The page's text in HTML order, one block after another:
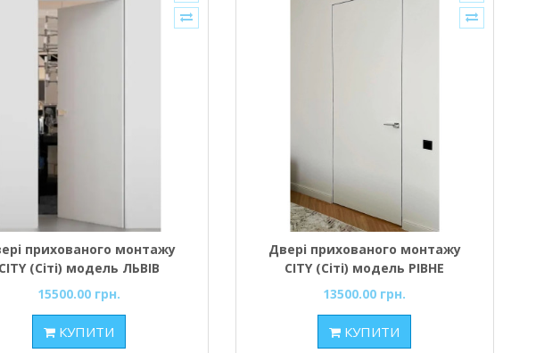
прихованого монтажу
CITY (Сіті) модель ЛЬВІВ
inside) Полотно з
Чорним торцем,
коробки - Чорний
торець чорний
15500.00 грн.
КУПИТИ
Двері прихованого монтажу
CITY (Сіті) модель РІВНЕ
(відкривання зовнішнє)
Полотно з Алюмінієвим торцем
матовий хром, профіль коробки
- матовий хром
13500.00 грн.
КУПИТИ